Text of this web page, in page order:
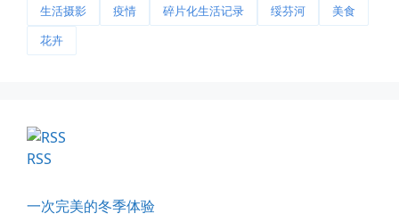
📅 03-20 06:35
影子是我的情人
生活摄影 疫情 碎片化生活记录 绥芬河 美食
花卉
RSS
一次完美的冬季体验